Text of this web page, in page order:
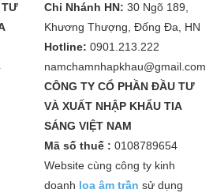
TƯ
Chi Nhánh HN: 30 Ngõ 189,
Khương Thượng, Đống Đa, HN
Hotline: 0901.213.222
namchamnhapkhau@gmail.com
CÔNG TY CỔ PHẦN ĐẦU TƯ
VÀ XUẤT NHẬP KHẨU TIA
SÁNG VIỆT NAM
Mã số thuế : 0108789654
Website cùng công ty kinh
doanh loa âm trần sử dụng